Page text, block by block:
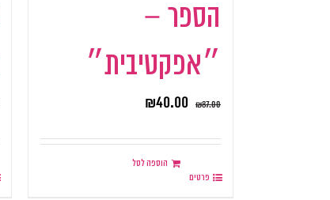
הספר –
״אפקטיבית״
₪87.00
₪40.00
הוספה לסל
פרטים